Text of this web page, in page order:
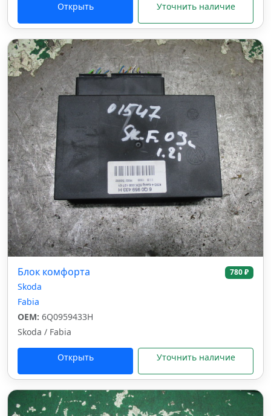
Открыть Уточнить наличие
Блок комфорта 780 ₽
Skoda
Fabia
OEM: 6Q0959433H
Skoda / Fabia
Открыть Уточнить наличие